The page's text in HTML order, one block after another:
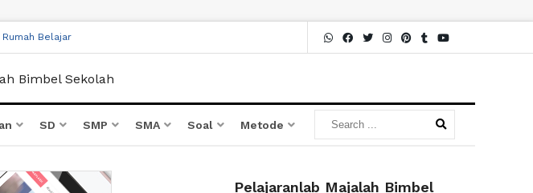
Rumah Belajar
SD SMP SMA Soal Metode
Pelajaranlab Majalah Bimbel